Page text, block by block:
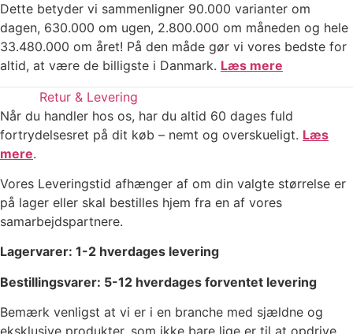
Dette betyder vi sammenligner 90.000 varianter om
dagen, 630.000 om ugen, 2.800.000 om måneden og hele
33.480.000 om året! På den måde gør vi vores bedste for
altid, at være de billigste i Danmark. Læs mere
Retur & Levering
Når du handler hos os, har du altid 60 dages fuld
fortrydelsesret på dit køb – nemt og overskueligt. Læs
mere.
Vores Leveringstid afhænger af om din valgte størrelse er
på lager eller skal bestilles hjem fra en af vores
samarbejdspartnere.
Lagervarer: 1-2 hverdages levering
Bestillingsvarer: 5-12 hverdages forventet levering
Bemærk venligst at vi er i en branche med sjældne og